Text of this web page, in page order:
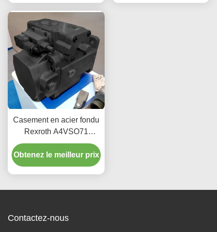
Casement en acier fondu
Rexroth A4VSO71
Pompes à piston 2200
tours par minute
Hydraulique industrielle
Obtenez le meilleur prix
Contactez-nous